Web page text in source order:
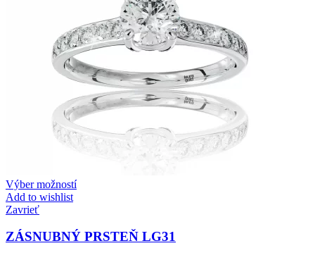
Twist Elegance
Zásnubné prstne z kolekcie Twist Elegance.
Výber možností
Add to wishlist
Zavrieť
ZÁSNUBNÝ PRSTEŇ LG31